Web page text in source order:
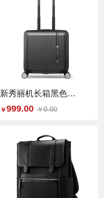
新秀丽机长箱黑色
（TQ9*09004）
￥999.00 ￥0.00